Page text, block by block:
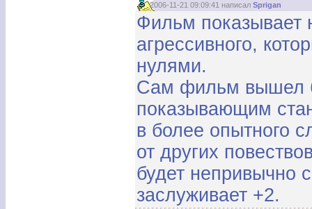
2006-11-21 09:09:41 написал Sprigan
Фильм показывает
агрессивного,
нулями.
Сам фильм вышел
показывающим
в более опытного
от других
будет непривычно
заслуживает +2.